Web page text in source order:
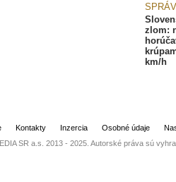
zlom:
km/h
Kontakty Inzercia Osobné údaje
SR a.s. 2013 - 2025. Autorské práva sú